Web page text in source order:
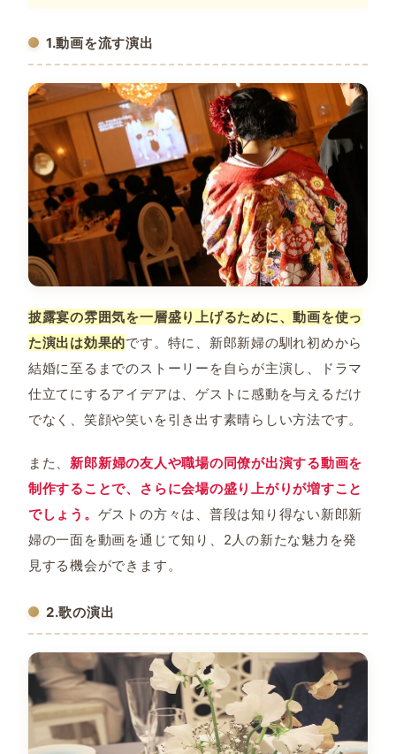
1.動画を流す演出
披露宴の雰囲気を一層盛り上げるために、動画を使っ
た演出は効果的です。特に、新郎新婦の馴れ初めから
結婚に至るまでのストーリーを自らが主演し、ドラマ
仕立てにするアイデアは、ゲストに感動を与えるだけ
でなく、笑顔や笑いを引き出す素晴らしい方法です。
また、新郎新婦の友人や職場の同僚が出演する動画を
制作することで、さらに会場の盛り上がりが増すこと
でしょう。 ゲストの方々は、普段は知り得ない新郎新
婦の一面を動画を通じて知り、2人の新たな魅力を発
見する機会ができます。
2.歌の演出